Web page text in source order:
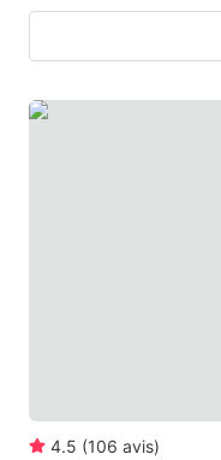
4.5 (106 avis)